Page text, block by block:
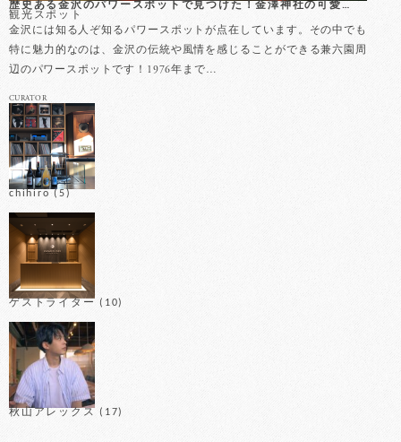
歴史ある金沢のパワースポットで見つけた！金澤神社の可愛…
観光スポット
金沢には知る人ぞ知るパワースポットが点在しています。その中でも
特に魅力的なのは、金沢の伝統や風情を感じることができる兼六園周
辺のパワースポットです！1976年まで…
CURATOR
chihiro (5)
ゲストライター (10)
秋山アレックス (17)